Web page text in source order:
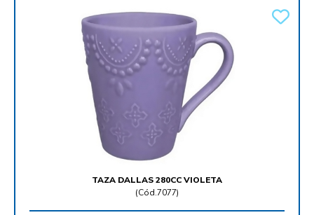
TAZA DALLAS 280CC VIOLETA
(Cód.7077)